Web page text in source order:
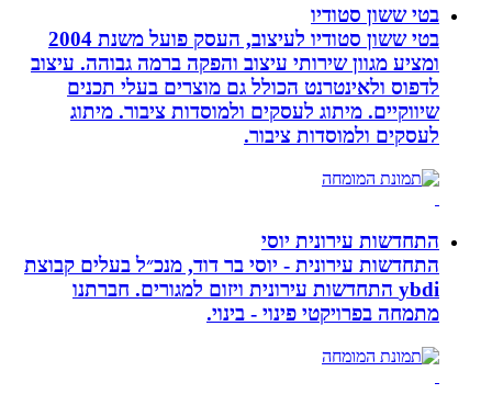
בטי ששון סטודיו
בטי ששון סטודיו לעיצוב, העסק פועל משנת 2004
ומציע מגוון שירותי עיצוב והפקה ברמה גבוהה. עיצוב
לדפוס ולאינטרנט הכולל גם מוצרים בעלי תכנים
שיווקיים. מיתוג לעסקים ולמוסדות ציבור. מיתוג
לעסקים ולמוסדות ציבור.
התחדשות עירונית יוסי
התחדשות עירונית - יוסי בר דוד, מנכ״ל בעלים קבוצת
ybdi התחדשות עירונית ויזום למגורים. חברתנו
מתמחה בפרויקטי פינוי - בינוי.